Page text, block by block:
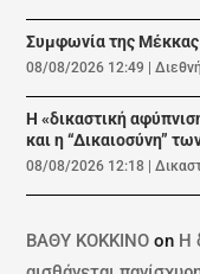
Συμφωνία της Μέκκας
08/08/2026 12:49 |Διεθνή
Η «δικαστική
και η “Δικαιοσύνη”
08/08/2026 12:18 |
ΒΑΘΥ ΚΟΚΚΙΝΟ on Η